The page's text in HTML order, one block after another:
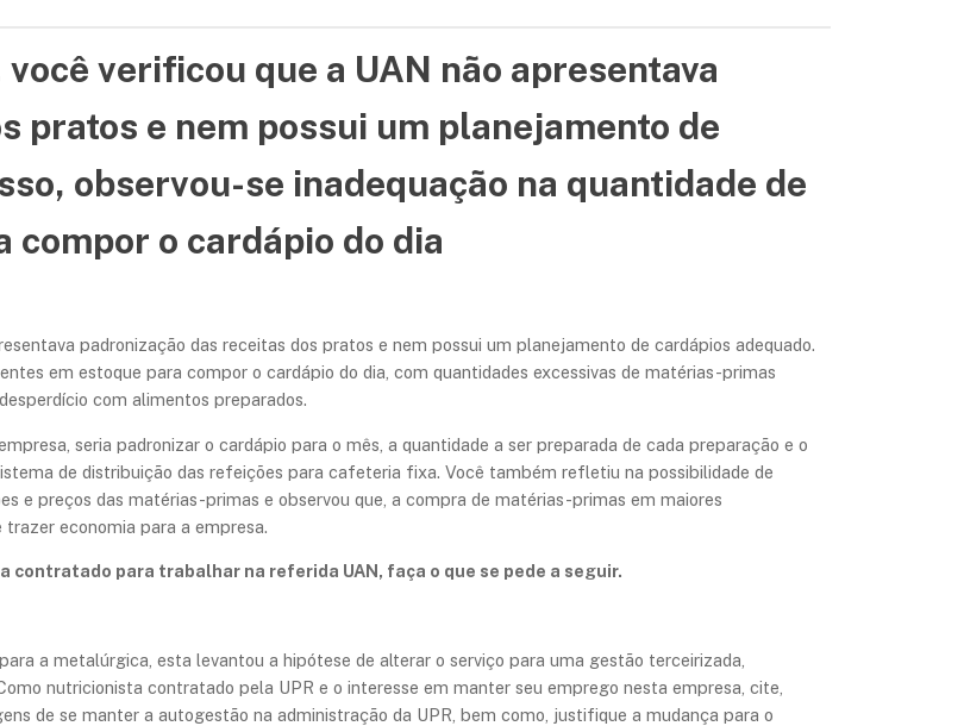
verificou que a UAN não apresentava
pratos e nem possui um planejamento de
observou-se inadequação na quantidade de
compor o cardápio do dia
padronização das receitas dos pratos e nem possui um planejamento de cardápios adequado.
em estoque para compor o cardápio do dia, com quantidades excessivas de matérias-primas
com alimentos preparados.
seria padronizar o cardápio para o mês, a quantidade a ser preparada de cada preparação e o
de distribuição das refeições para cafeteria fixa. Você também refletiu na possibilidade de
e preços das matérias-primas e observou que, a compra de matérias-primas em maiores
economia para a empresa.
para trabalhar na referida UAN, faça o que se pede a seguir.
a metalúrgica, esta levantou a hipótese de alterar o serviço para uma gestão terceirizada,
nutricionista contratado pela UPR e o interesse em manter seu emprego nesta empresa, cite,
de se manter a autogestão na administração da UPR, bem como, justifique a mudança para o